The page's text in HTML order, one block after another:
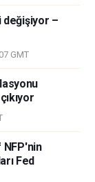
değişiyor –
GMT
NFP'nin
Fed